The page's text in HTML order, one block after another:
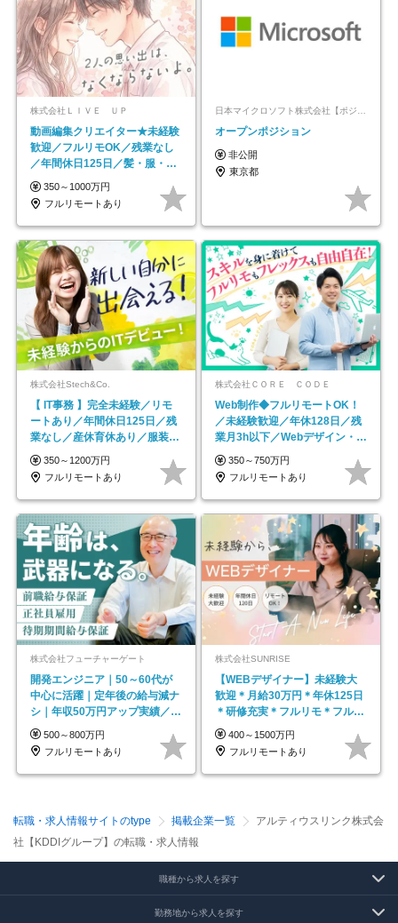
株式会社ＬＩＶＥ ＵＰ
動画編集クリエイター★未経験
歓迎／フルリモOK／残業なし
／年間休日125日／髪・服・ネ
イル自由／研修充実で安心
350～1000万円
フルリモートあり
オープンポジション
非公開
東京都
株式会社Stech&Co.
【 IT事務 】完全未経験／リモ
ートあり／年間休日125日／残
業なし／産休育休あり／服装・
髪型自由／毎年昇給
350～1200万円
フルリモートあり
株式会社ＣＯＲＥ ＣＯＤＥ
Web制作◆フルリモートOK！
／未経験歓迎／年休128日／残
業月3h以下／Webデザイン・
ECサイトやHP制作
350～750万円
フルリモートあり
株式会社フューチャーゲート
開発エンジニア｜50～60代が
中心に活躍｜定年後の給与減ナ
シ｜年収50万円アップ実績／昇
給率92％（直近3年）
500～800万円
フルリモートあり
株式会社SUNRISE
【WEBデザイナー】未経験大
歓迎＊月給30万円＊年休125日
＊研修充実＊フルリモ＊フルフ
レックス＊
400～1500万円
フルリモートあり
転職・求人情報サイトのtype 掲載企業一覧
アルティウスリンク株式会
社【KDDIグループ】の転職・求人情報
職種から求人を探す
勤務地から求人を探す